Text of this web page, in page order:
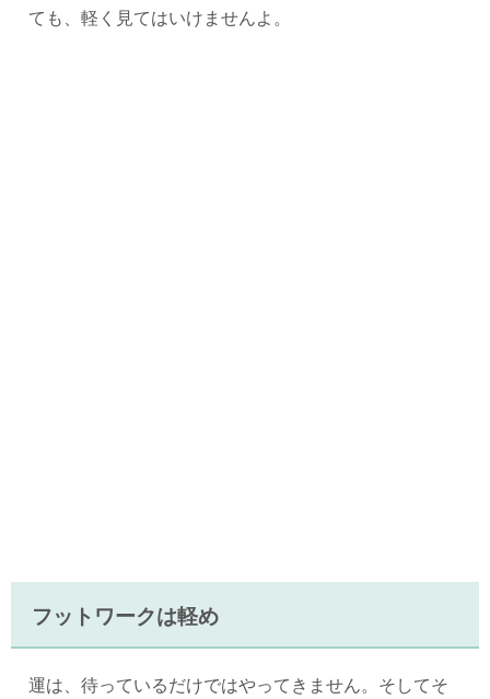
ても、軽く見てはいけませんよ。
フットワークは軽め
運は、待っているだけではやってきません。そしてそ